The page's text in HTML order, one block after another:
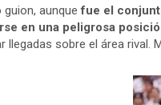
aunque fue el
en una peligrosa
llegadas sobre el área